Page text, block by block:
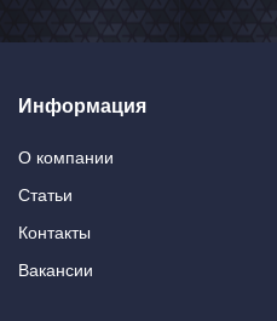
Информация
О компании
Статьи
Контакты
Вакансии